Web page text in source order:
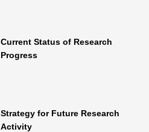
Current Status of Research
Progress
Strategy for Future Research
Activity